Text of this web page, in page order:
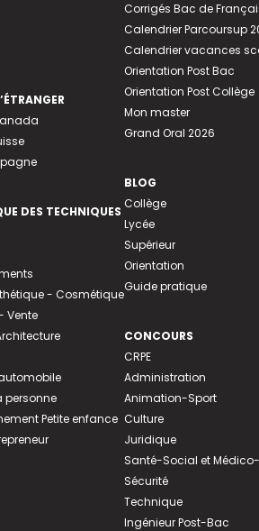
DES TECHNIQUES
- Cosmétique
Vente
personne
Petite enfance
Corrigés Bac de
Calendrier Parcoursup
Calendrier vacances
Orientation Post Bac
Orientation Post Collège
Mon master
Grand Oral 2026
BLOG
Collège
Lycée
Supérieur
Orientation
Guide pratique
CONCOURS
CRPE
Administration
Animation-Sport
Culture
Juridique
Santé-Social et
Sécurité
Technique
Ingénieur Post-Bac